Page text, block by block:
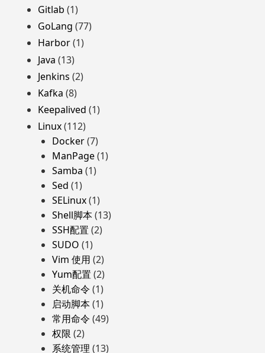
Gitlab (1)
GoLang (77)
Harbor(1)
Java (13)
Jenkins (2)
Kafka (8)
Keepalived (1)
Linux(112)
Docker(7)
ManPage(1)
Samba (1)
Sed (1)
SELinux(1)
Shell脚本(13)
SSH配置 (2)
SUDO (1)
Vim 使用 (2)
Yum配置 (2)
关机命令 (1)
启动脚本(1)
常用命令 (49)
权限 (2)
系统管理 (13)